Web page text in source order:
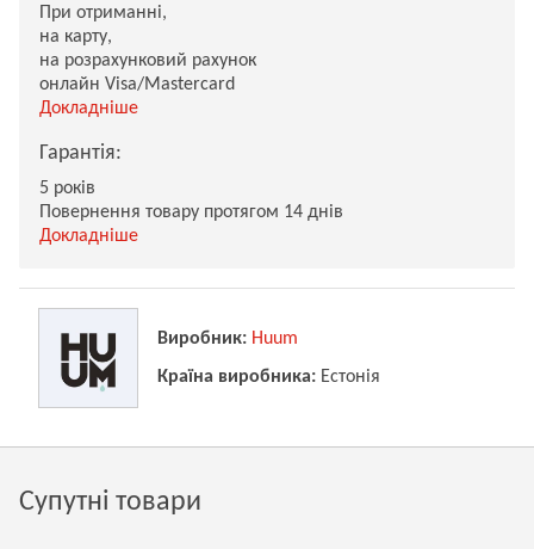
При отриманні,
на карту,
на розрахунковий рахунок
онлайн Visa/Mastercard
Докладніше
Гарантія:
5 років
Повернення товару протягом 14 днів
Докладніше
Виробник: Huum
Країна виробника: Естонія
Супутні товари